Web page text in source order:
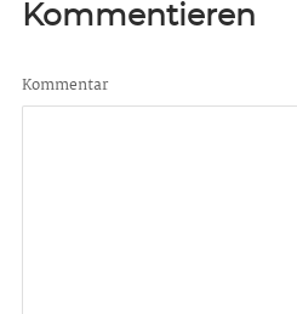
Kommentieren
Kommentar